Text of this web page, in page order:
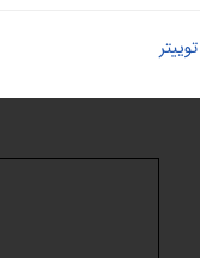
توییتر